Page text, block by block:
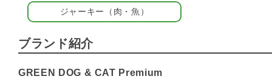
ジャーキー（肉・魚）
ブランド紹介
GREEN DOG & CAT Premium